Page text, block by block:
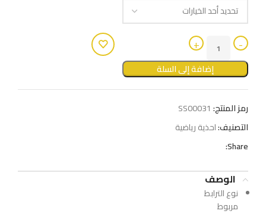
إضافة إلى السلة
رمز المنتج: SS00031
التصنيف:احذية رياضية
Share:
الوصف
نوع الترابط
مربوط